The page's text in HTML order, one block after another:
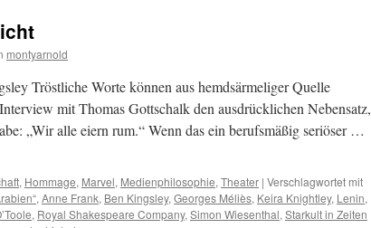
montyarnold
Tröstliche Worte können aus hemdsärmeliger Quelle
mit Thomas Gottschalk den ausdrücklichen Nebensatz,
„Wir alle eiern rum.“ Wenn das ein berufsmäßig seriöser …
, Hommage, Marvel, Medienphilosophie, Theater | Verschlagwortet mit
, Anne Frank, Ben Kingsley, Georges Méliès, Keira Knightley, Lenin,
, Royal Shakespeare Company, Simon Wiesenthal, Starkult in Zeiten